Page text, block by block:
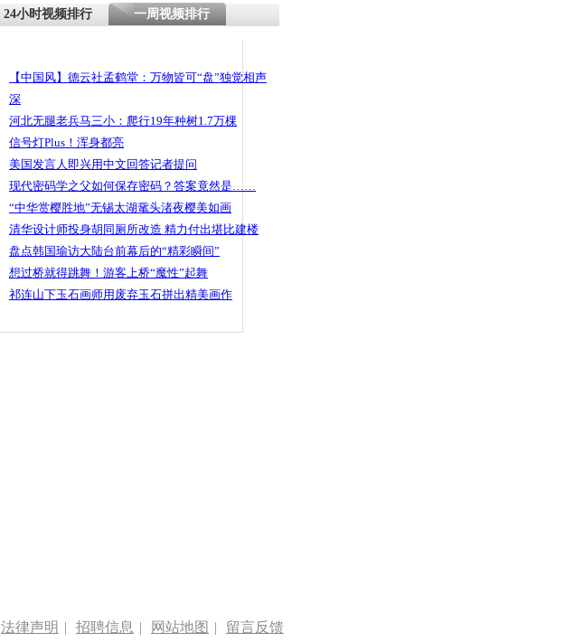
24小时视频排行 一周视频排行
【中国风】德云社孟鹤堂：万物皆可“盘”独觉相声
深
河北无腿老兵马三小：爬行19年种树1.7万棵
信号灯Plus！浑身都亮
美国发言人即兴用中文回答记者提问
现代密码学之父如何保存密码？答案竟然是……
“中华赏樱胜地”无锡太湖鼋头渚夜樱美如画
清华设计师投身胡同厕所改造 精力付出堪比建楼
盘点韩国瑜访大陆台前幕后的“精彩瞬间”
想过桥就得跳舞！游客上桥“魔性”起舞
祁连山下玉石画师用废弃玉石拼出精美画作
法律声明 | 招聘信息 | 网站地图 | 留言反馈